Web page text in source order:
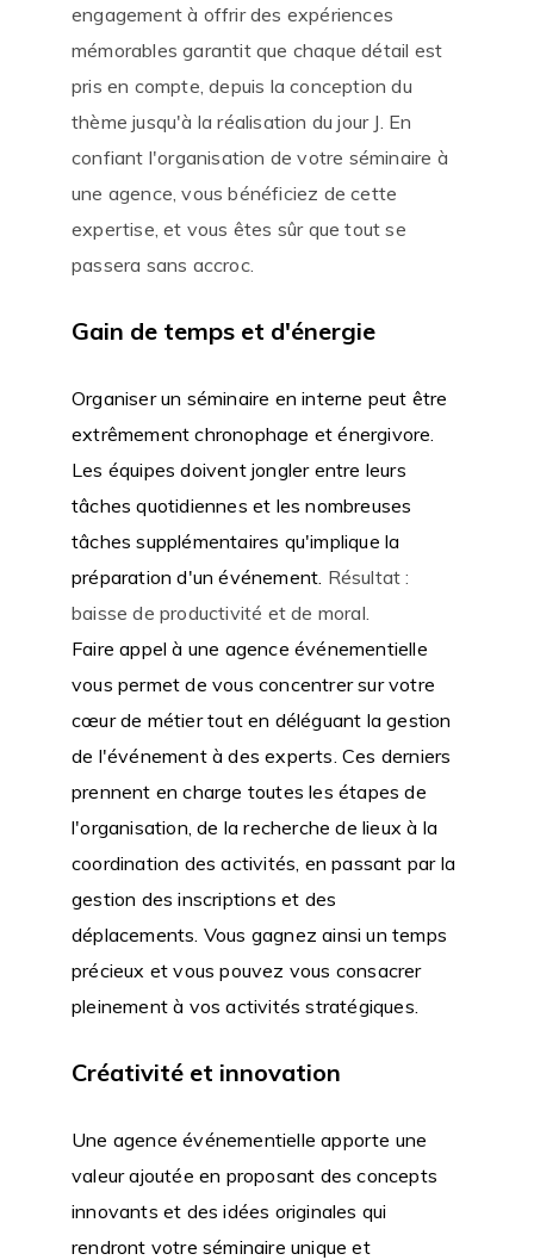
engagement à offrir des expériences
mémorables garantit que chaque détail est
pris en compte, depuis la conception du
thème jusqu'à la réalisation du jour J. En
confiant l'organisation de votre séminaire à
une agence, vous bénéficiez de cette
expertise, et vous êtes sûr que tout se
passera sans accroc.
Gain de temps et d'énergie
Organiser un séminaire en interne peut être
extrêmement chronophage et énergivore.
Les équipes doivent jongler entre leurs
tâches quotidiennes et les nombreuses
tâches supplémentaires qu'implique la
préparation d'un événement. Résultat :
baisse de productivité et de moral.
Faire appel à une agence événementielle
vous permet de vous concentrer sur votre
cœur de métier tout en déléguant la gestion
de l'événement à des experts. Ces derniers
prennent en charge toutes les étapes de
l'organisation, de la recherche de lieux à la
coordination des activités, en passant par la
gestion des inscriptions et des
déplacements. Vous gagnez ainsi un temps
précieux et vous pouvez vous consacrer
pleinement à vos activités stratégiques.
Créativité et innovation
Une agence événementielle apporte une
valeur ajoutée en proposant des concepts
innovants et des idées originales qui
rendront votre séminaire unique et